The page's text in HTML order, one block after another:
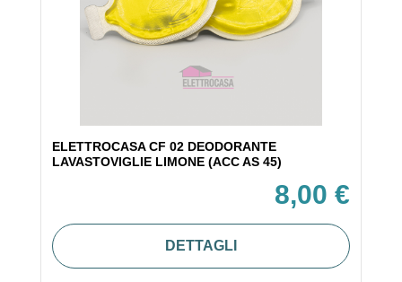
ELETTROCASA CF 02 DEODORANTE
LAVASTOVIGLIE LIMONE (ACC AS 45)
8,00 €
DETTAGLI